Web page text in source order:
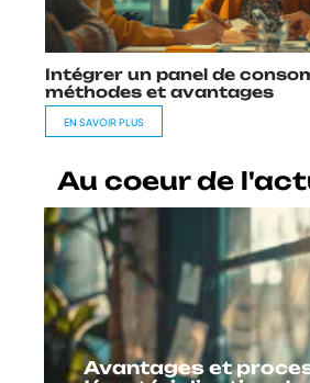
Intégrer un panel de
méthodes et avantages
EN SAVOIR PLUS
Au coeur de
Avantages et